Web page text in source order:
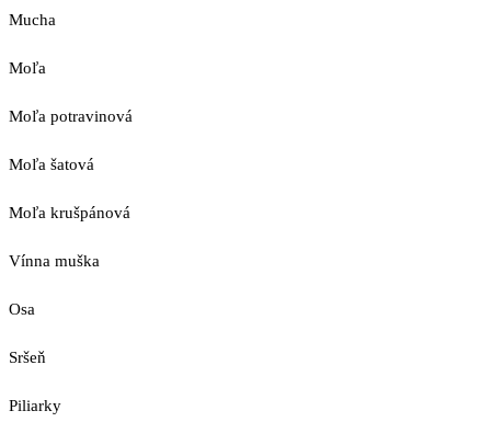
Mucha
Moľa
Moľa potravinová
Moľa šatová
Moľa krušpánová
Vínna muška
Osa
Sršeň
Piliarky